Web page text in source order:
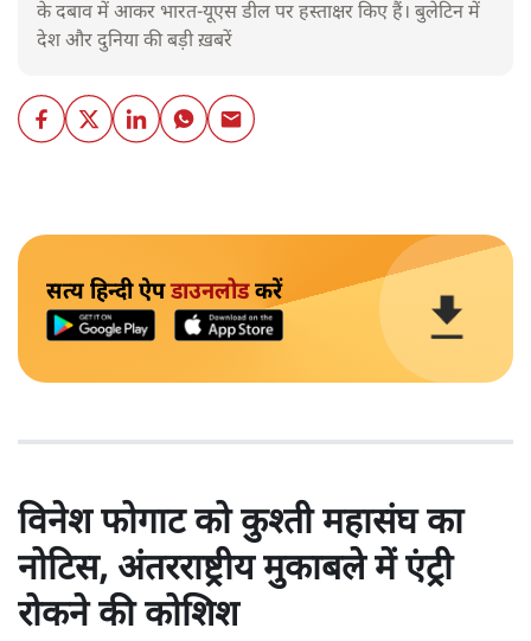
के दबाव में आकर भारत-यूएस डील पर हस्ताक्षर किए हैं। बुलेटिन में
देश और दुनिया की बड़ी ख़बरें
सत्य हिन्दी ऐपडाउनलोडकरें
विनेश फोगाट को कुश्ती महासंघ का
नोटिस, अंतरराष्ट्रीय मुकाबले में एंट्री
रोकने की कोशिश